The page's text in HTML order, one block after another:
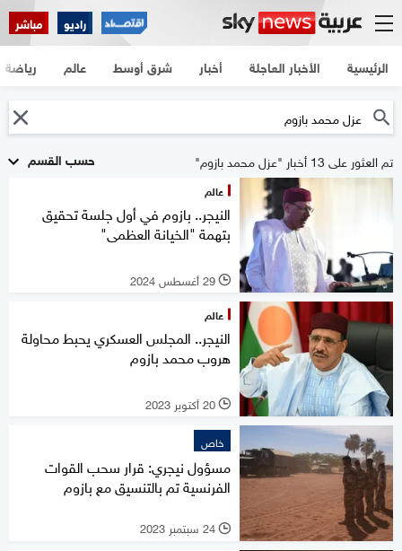
راديو مباشر
الرئيسية الأخبار العاجلة أخبار شرق أوسط عالم رياضة
حسب القسم تم العثور على 13 أخبار "عزل محمد بازوم"
عالم
النيجر.. بازوم في أول جلسة تحقيق
بتهمة "الخيانة العظمى"
l 29 أغسطس 2024
عالم
النيجر.. المجلس العسكري يحبط محاولة
هروب محمد بازوم
l 20 أكتوبر 2023
خاص
مسؤول نيجري: قرار سحب القوات
الفرنسية تم بالتنسيق مع بازوم
l 24 سبتمبر 2023